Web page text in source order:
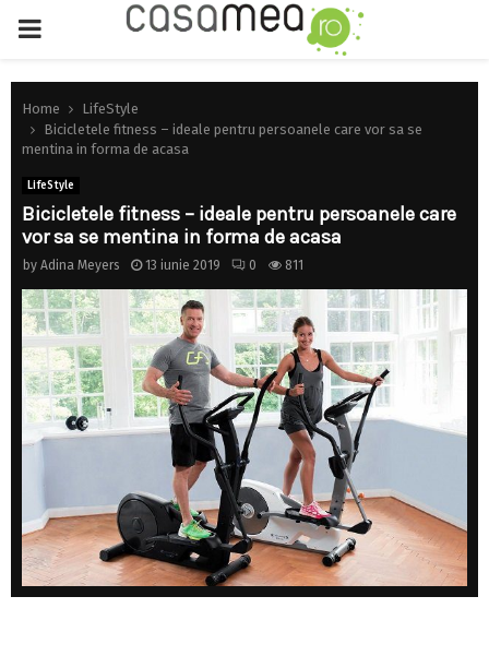
PRIMARY
MENU
Home
LifeStyle
Bicicletele fitness – ideale pentru persoanele care vor sa se
mentina in forma de acasa
LifeStyle
Bicicletele fitness – ideale pentru persoanele care
vor sa se mentina in forma de acasa
by Adina Meyers 13 iunie 2019 0 811